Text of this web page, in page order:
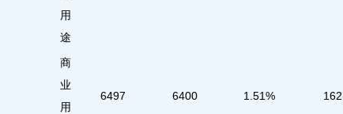
用
途
商
业
用
6497 6400 1.51% 162